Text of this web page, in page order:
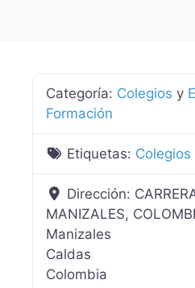
Categoría: Colegios y
Formación
Etiquetas:
Dirección:
MANIZALES,
Manizales
Caldas
Colombia